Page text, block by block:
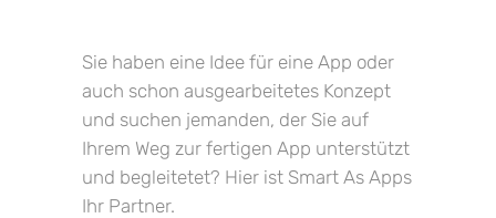
Sie haben eine Idee für eine App oder
auch schon ausgearbeitetes Konzept
und suchen jemanden, der Sie auf
Ihrem Weg zur fertigen App unterstützt
und begleitetet? Hier ist Smart As Apps
Ihr Partner.